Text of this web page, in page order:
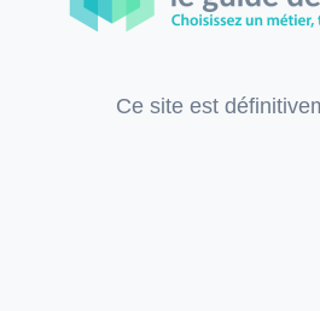
Ce site est